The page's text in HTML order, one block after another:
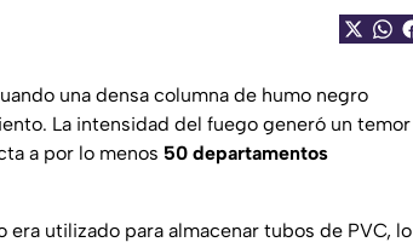
una densa columna de humo negro
La intensidad del fuego generó un temor
a por lo menos 50 departamentos
utilizado para almacenar tubos de PVC, lo